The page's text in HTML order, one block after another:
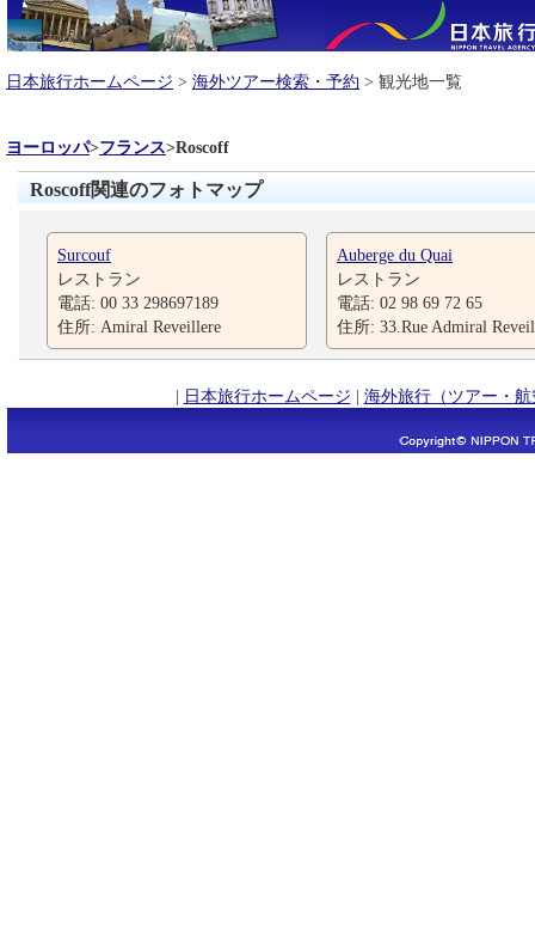
日本旅行ホームページ > 海外ツアー検索・予約 > 観光地一覧
ヨーロッパ>フランス>Roscoff
Roscoff関連のフォトマップ
Surcouf
レストラン
電話: 00 33 298697189
住所: Amiral Reveillere
Auberge du Quai
レストラン
電話: 02 98 69 72 65
住所: 33.Rue Admiral
| 日本旅行ホームページ | 海外旅行（ツアー・航